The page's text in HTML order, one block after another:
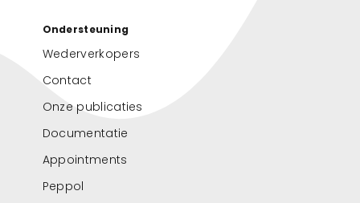
Ondersteuning
Wederverkopers
Contact
Onze publicaties
Documentatie
Appointments
Peppol